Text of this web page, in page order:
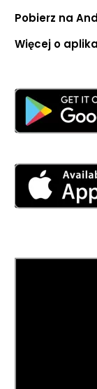
Pobierz na
Więcej o